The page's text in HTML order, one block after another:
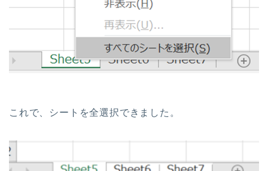
これで、シートを全選択できました。